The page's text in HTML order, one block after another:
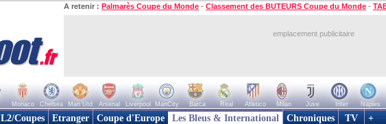
A retenir : Palmarès Coupe du Monde - Classement des BUTEURS Coupe du Monde -
emplacement publicitaire
Monaco Chelsea Man Utd Arsenal Liverpool ManCity Barca Real Atletico Milan Juve Inter Naples
L2/Coupes Etranger Coupe d'Europe Les Bleus & International Chroniques TV +